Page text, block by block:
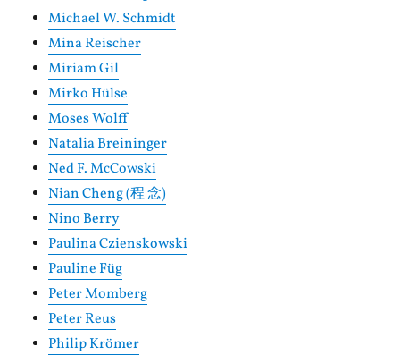
Michael W. Schmidt
Mina Reischer
Miriam Gil
Mirko Hülse
Moses Wolff
Natalia Breininger
Ned F. McCowski
Nian Cheng (程 念)
Nino Berry
Paulina Czienskowski
Pauline Füg
Peter Momberg
Peter Reus
Philip Krömer